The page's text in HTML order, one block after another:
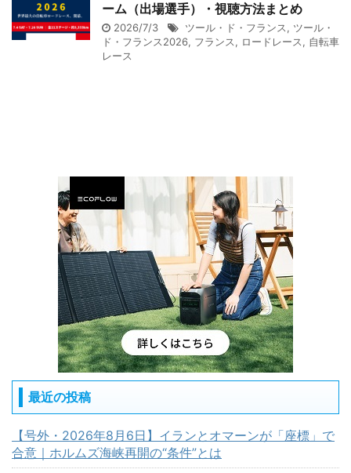
ーム（出場選手）・視聴方法まとめ
2026/7/3 ツール・ド・フランス, ツール・
ド・フランス2026, フランス, ロードレース, 自転車
レース
最近の投稿
【号外・2026年8月6日】イランとオマーンが「座標」で
合意｜ホルムズ海峡再開の“条件”とは